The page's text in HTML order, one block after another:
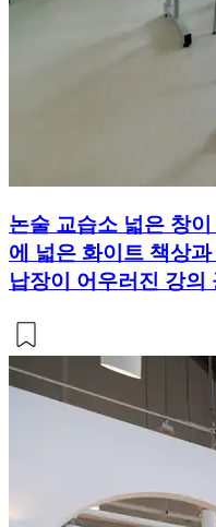
논술 교습소 넓은 창
에 넓은 화이트 책상
납장이 어우러진 강의